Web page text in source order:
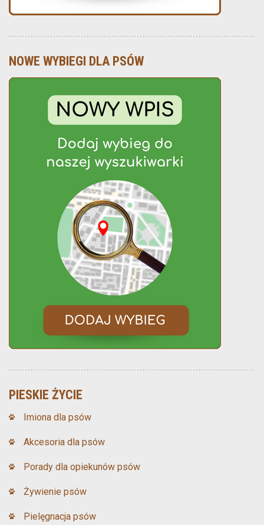
NOWE WYBIEGI DLA PSÓW
PIESKIE ŻYCIE
Imiona dla psów
Akcesoria dla psów
Porady dla opiekunów psów
Żywienie psów
Pielęgnacja psów